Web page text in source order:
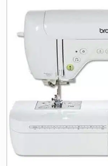
Brother
SINGER
Baby Lock
Broderi
Sybehör
Stickor, virknålar & tillbehör
Nyheter
Våra erbjudanden
Symaskinsservice
Om oss